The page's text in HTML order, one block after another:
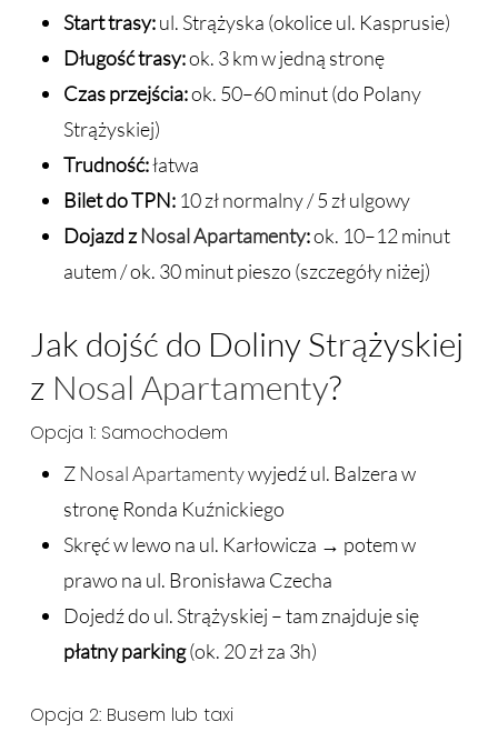
Start trasy:ul. Strążyska (okolice ul. Kasprusie)
Długość trasy:ok. 3 km w jedną stronę
Czas przejścia:ok. 50–60 minut (do Polany
Strążyskiej)
Trudność:łatwa
Bilet do TPN:10 zł normalny / 5 zł ulgowy
Dojazd zNosal Apartamenty:ok. 10–12 minut
autem / ok. 30 minut pieszo (szczegóły niżej)
Jak dojść do Doliny Strążyskiej
z Nosal Apartamenty?
Opcja 1: Samochodem
Z Nosal Apartamentywyjedź ul. Balzera w
stronę Ronda Kuźnickiego
Skręć w lewo na ul. Karłowicza → potem w
prawo na ul. Bronisława Czecha
Dojedź do ul. Strążyskiej – tam znajduje się
płatny parking(ok. 20 zł za 3h)
Opcja 2: Busem lub taxi